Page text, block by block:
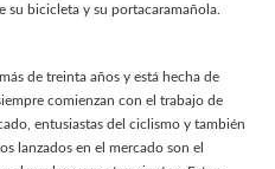
bicicleta y su portacaramañola.
de treinta años y está hecha de
comienzan con el trabajo de
entusiastas del ciclismo y también
lanzados en el mercado son el